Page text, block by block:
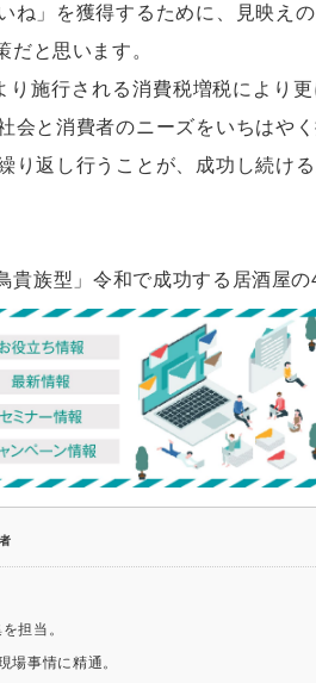
ね」を獲得するために、見映え
と思います。
施行される消費税増税により
会と消費者のニーズをいちはや
返し行うことが、成功し続け
族型」令和で成功する居酒屋の
担当。
場事情に精通。